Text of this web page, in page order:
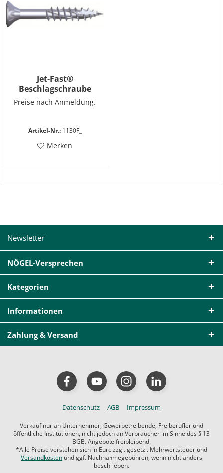
Jet-Fast®
Beschlagschraube
Teilgewinde TX20
Preise nach Anmeldung.
Artikel-Nr.:1130F_
Merken
Newsletter
NÖGEL-Versprechen
Kategorien
Informationen
Zahlung & Versand
Datenschutz AGB Impressum
Verkauf nur an Unternehmer, Gewerbetreibende, Freiberufler und
öffentliche Institutionen, nicht jedoch an Verbraucher im Sinne des § 13
BGB. Angebote freibleibend.
*Alle Preise verstehen sich in Euro zzgl. gesetzl. Mehrwertsteuer und
Versandkosten und ggf. Nachnahmegebühren, wenn nicht anders
beschrieben.